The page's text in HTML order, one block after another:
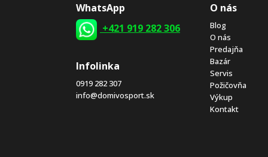
WhatsApp
+421 919 282 306
Infolinka
0919 282 307
info@domivosport.sk
O nás
Blog
O nás
Predajňa
Bazár
Servis
Požičovňa
Výkup
Kontakt